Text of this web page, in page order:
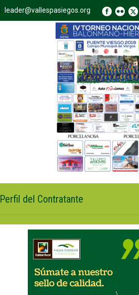
leader@vallespasiegos.org
Perfil del Contratante